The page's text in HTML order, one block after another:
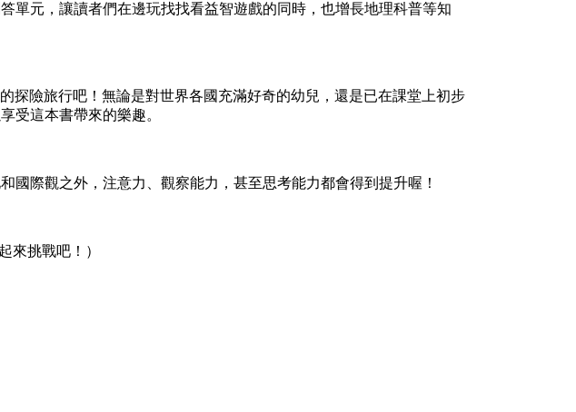
單元，讓讀者們在邊玩找找看益智遊戲的同時，也增長地理科普等知
探險旅行吧！無論是對世界各國充滿好奇的幼兒，還是已在課堂上初步
受這本書帶來的樂趣。
際觀之外，注意力、觀察能力，甚至思考能力都會得到提升喔！
挑戰吧！）